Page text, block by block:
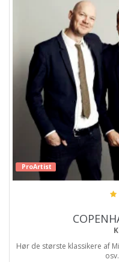
ProArtist
Hør de største klassikere af